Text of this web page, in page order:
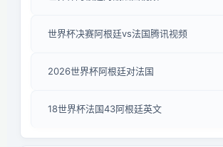
世界杯决赛阿根廷vs法国腾讯视频
2026世界杯阿根廷对法国
18世界杯法国43阿根廷英文